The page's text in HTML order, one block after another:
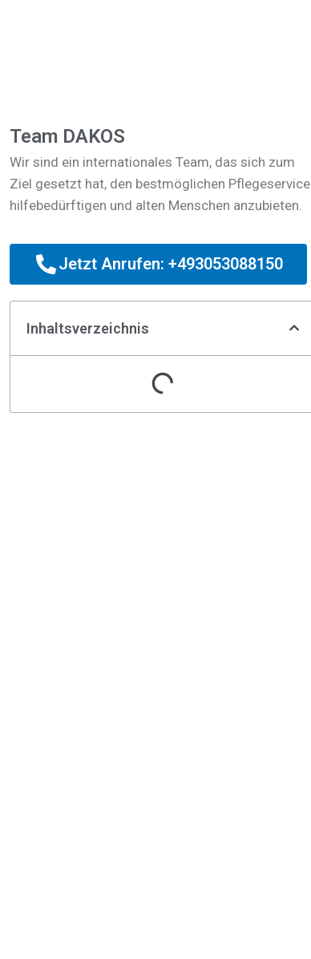
Team DAKOS
Wir sind ein internationales Team, das sich zum
Ziel gesetzt hat, den bestmöglichen Pflegeservice
hilfebedürftigen und alten Menschen anzubieten.
Jetzt Anrufen: +493053088150
Inhaltsverzeichnis